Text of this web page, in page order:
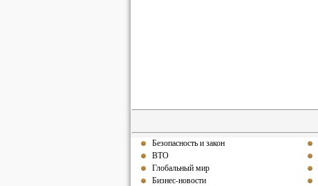
Безопасность и закон
ВТО
Глобальный мир
Бизнес-новости